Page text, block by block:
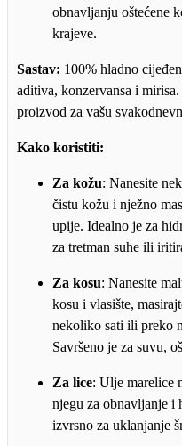
obnavljanju oštećene
krajeve.
Sastav: 100% hladno
aditiva, konzervansa i
proizvod za vašu
Kako koristiti:
Za kožu: Nanesite
čistu kožu i nježno
upije. Idealno je za
za tretman suhe ili
Za kosu: Nanesite
kosu i vlasište,
nekoliko sati ili preko
Savršeno je za suvu,
Za lice: Ulje marelice
njegu za obnavljanje i
izvrsno za uklanjanje